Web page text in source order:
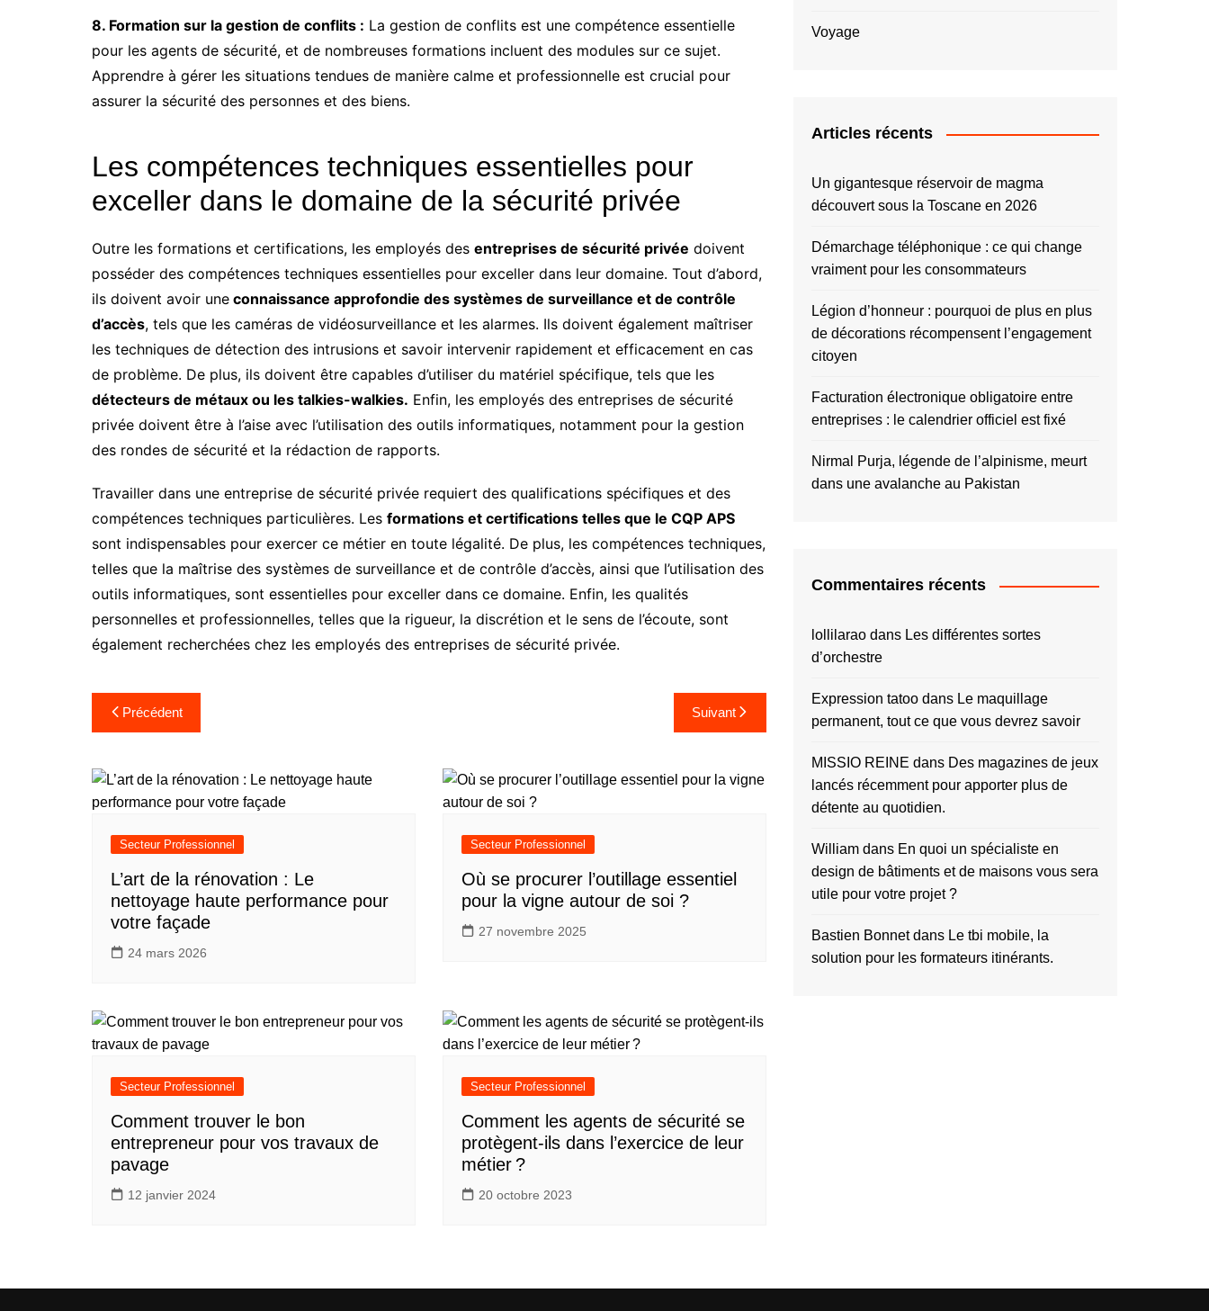
8. Formation sur la gestion de conflits : La gestion de conflits est une compétence essentielle
pour les agents de sécurité, et de nombreuses formations incluent des modules sur ce sujet.
Apprendre à gérer les situations tendues de manière calme et professionnelle est crucial pour
assurer la sécurité des personnes et des biens.
Les compétences techniques essentielles pour
exceller dans le domaine de la sécurité privée
Outre les formations et certifications, les employés des entreprises de sécurité privée doivent
posséder des compétences techniques essentielles pour exceller dans leur domaine. Tout d’abord,
ils doivent avoir une connaissance approfondie des systèmes de surveillance et de contrôle
d’accès, tels que les caméras de vidéosurveillance et les alarmes. Ils doivent également maîtriser
les techniques de détection des intrusions et savoir intervenir rapidement et efficacement en cas
de problème. De plus, ils doivent être capables d’utiliser du matériel spécifique, tels que les
détecteurs de métaux ou les talkies-walkies. Enfin, les employés des entreprises de sécurité
privée doivent être à l’aise avec l’utilisation des outils informatiques, notamment pour la gestion
des rondes de sécurité et la rédaction de rapports.
Travailler dans une entreprise de sécurité privée requiert des qualifications spécifiques et des
compétences techniques particulières. Les formations et certifications telles que le CQP APS
sont indispensables pour exercer ce métier en toute légalité. De plus, les compétences techniques,
telles que la maîtrise des systèmes de surveillance et de contrôle d’accès, ainsi que l’utilisation des
outils informatiques, sont essentielles pour exceller dans ce domaine. Enfin, les qualités
personnelles et professionnelles, telles que la rigueur, la discrétion et le sens de l’écoute, sont
également recherchées chez les employés des entreprises de sécurité privée.
Navigation
de
l’article
Précédent Suivant
Secteur Professionnel
L’art de la rénovation : Le
nettoyage haute performance pour
votre façade
24 mars 2026
Secteur Professionnel
Où se procurer l’outillage essentiel
pour la vigne autour de soi ?
27 novembre 2025
Secteur Professionnel
Comment trouver le bon
entrepreneur pour vos travaux de
pavage
12 janvier 2024
Secteur Professionnel
Comment les agents de sécurité se
protègent-ils dans l’exercice de leur
métier ?
20 octobre 2023
Voyage
Articles récents
Un gigantesque réservoir de magma
découvert sous la Toscane en 2026
Démarchage téléphonique : ce qui change
vraiment pour les consommateurs
Légion d’honneur : pourquoi de plus en plus
de décorations récompensent l’engagement
citoyen
Facturation électronique obligatoire entre
entreprises : le calendrier officiel est fixé
Nirmal Purja, légende de l’alpinisme, meurt
dans une avalanche au Pakistan
Commentaires récents
lollilarao dans Les différentes sortes
d’orchestre
Expression tatoo dans Le maquillage
permanent, tout ce que vous devrez savoir
MISSIO REINE dans Des magazines de jeux
lancés récemment pour apporter plus de
détente au quotidien.
William dans En quoi un spécialiste en
design de bâtiments et de maisons vous sera
utile pour votre projet ?
Bastien Bonnetdans Le tbi mobile, la
solution pour les formateurs itinérants.